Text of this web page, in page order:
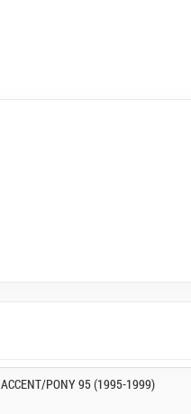
ACCENT/PONY 95 (1995-1999)